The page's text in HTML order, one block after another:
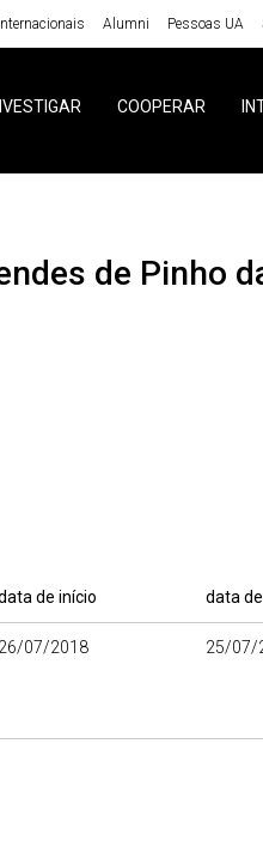
Alumni Pessoas UA
COOPERAR
de Pinho
de início data
26/07/2018 25/07/